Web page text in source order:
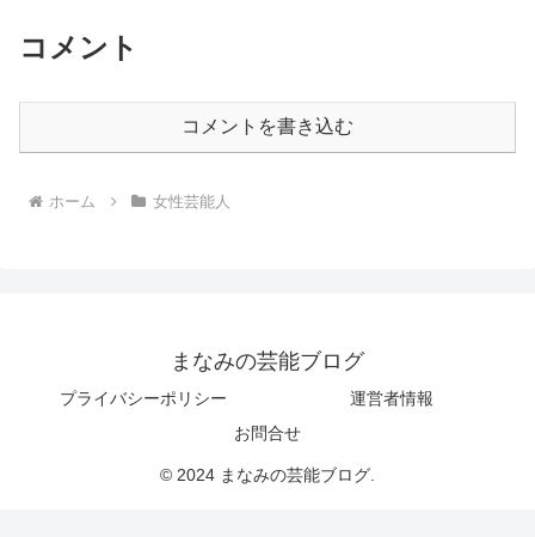
コメント
コメントを書き込む
ホーム 女性芸能人
まなみの芸能ブログ
プライバシーポリシー
運営者情報
お問合せ
© 2024 まなみの芸能ブログ.